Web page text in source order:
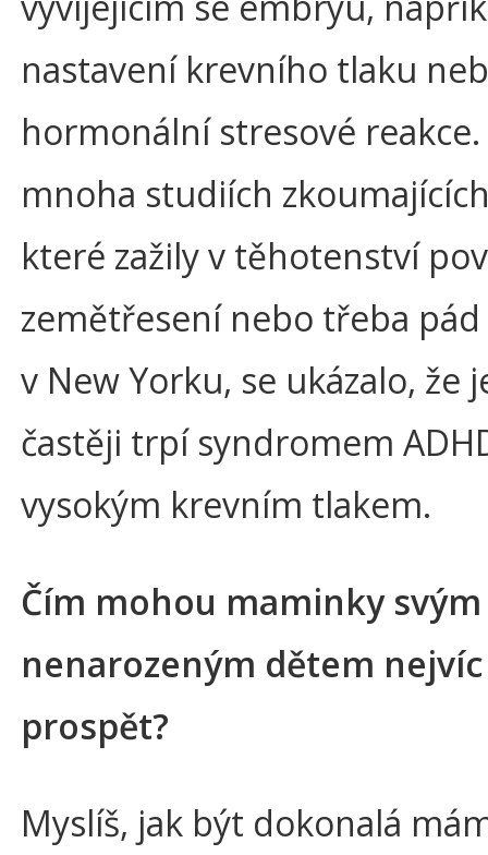
nastavení krevního tlaku
hormonální stresové reakce.
mnoha studiích
které zažily v těhotenství
zemětřesení nebo třeba
v New Yorku, se ukázalo, že
častěji trpí syndromem
vysokým krevním tlakem.
Čím mohou maminky
nenarozeným dětem nejvíc
prospět?
Myslíš, jak být dokonalá